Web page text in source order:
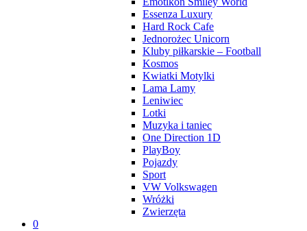
Essenza Luxury
Hard Rock Cafe
Jednorożec Unicorn
Kluby piłkarskie – Football
Kosmos
Kwiatki Motylki
Lama Lamy
Leniwiec
Lotki
Muzyka i taniec
One Direction 1D
PlayBoy
Pojazdy
Sport
VW Volkswagen
Wróżki
Zwierzęta
0